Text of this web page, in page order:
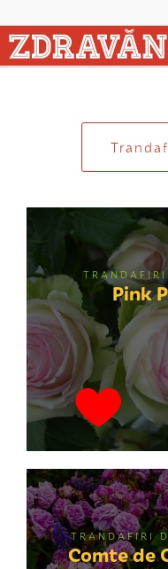
TRANDAFIRI
Pink
TRANDAFIRI
Comte de